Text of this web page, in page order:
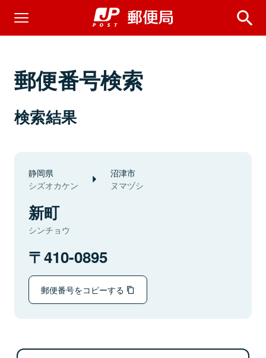
郵便番号検索
検索結果
静岡県
シズオカケン
沼津市
ヌマヅシ
新町
シンチョウ
410-0895
郵便番号をコピーする